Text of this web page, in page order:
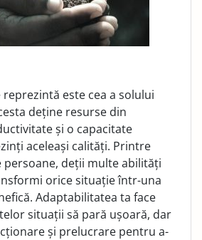
reprezintă este cea a solului
deține resurse din
și o capacitate
aceleași calități. Printre
persoane, deții multe abilități
orice situație într-una
Adaptabilitatea ta face
situații să pară ușoară, dar
și prelucrare pentru a-